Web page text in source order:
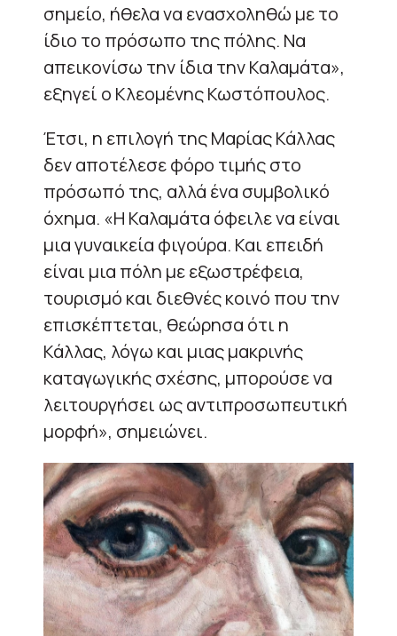
σημείο, ήθελα να ενασχοληθώ με το
ίδιο το πρόσωπο της πόλης. Να
απεικονίσω την ίδια την Καλαμάτα»,
εξηγεί ο Κλεομένης Κωστόπουλος.
Έτσι, η επιλογή της Μαρίας Κάλλας
δεν αποτέλεσε φόρο τιμής στο
πρόσωπό της, αλλά ένα συμβολικό
όχημα. «Η Καλαμάτα όφειλε να είναι
μια γυναικεία φιγούρα. Και επειδή
είναι μια πόλη με εξωστρέφεια,
τουρισμό και διεθνές κοινό που την
επισκέπτεται, θεώρησα ότι η
Κάλλας, λόγω και μιας μακρινής
καταγωγικής σχέσης, μπορούσε να
λειτουργήσει ως αντιπροσωπευτική
μορφή», σημειώνει.